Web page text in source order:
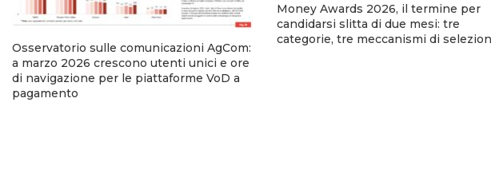
Osservatorio sulle comunicazioni AgCom:
a marzo 2026 crescono utenti unici e ore
di navigazione per le piattaforme VoD a
pagamento
Money Awards 2026, il termine per
candidarsi slitta di due mesi: tre
categorie, tre meccanismi di